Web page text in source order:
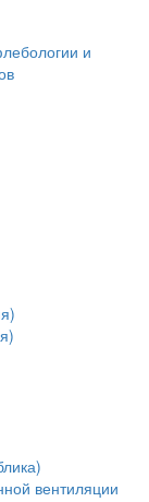
и
вентиляции